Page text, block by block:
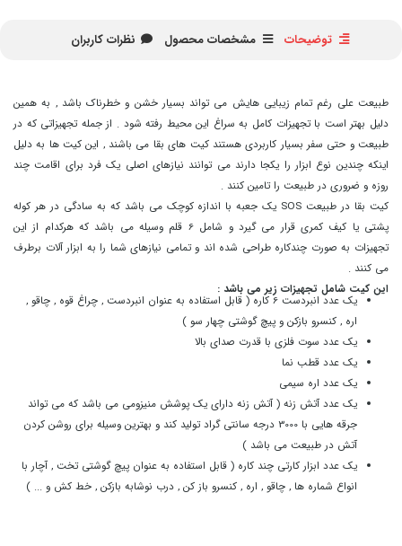
توضیحات مشخصات محصول نظرات کاربران
طبیعت علی رغم تمام زیبایی هایش می تواند بسیار خشن و خطرناک باشد , به همین
دلیل بهتر است با تجهیزات کامل به سراغ این محیط رفته شود . از جمله تجهیزاتی که در
طبیعت و حتی سفر بسیار کاربردی هستند کیت های بقا می باشند , این کیت ها به دلیل
اینکه چندین نوع ابزار را یکجا دارند می توانند نیازهای اصلی یک فرد برای اقامت چند
روزه و ضروری در طبیعت را تامین کنند .
کیت بقا در طبیعت SOS یک جعبه با اندازه کوچک می باشد که به سادگی در هر کوله
پشتی یا کیف کمری قرار می گیرد و شامل 6 قلم وسیله می باشد که هرکدام از این
تجهیزات به صورت چندکاره طراحی شده اند و تمامی نیازهای شما را به ابزار آلات برطرف
می کنند .
این کیت شامل تجهیزات زیر می باشد :
یک عدد انبردست 6 کاره ( قابل استفاده به عنوان انبردست , چراغ قوه , چاقو ,
اره , کنسرو بازکن و پیچ گوشتی چهار سو )
یک عدد سوت فلزی با قدرت صدای بالا
یک عدد قطب نما
یک عدد اره سیمی
یک عدد آتش زنه ( آتش زنه دارای یک پوشش منیزومی می باشد که می تواند
جرقه هایی با 3000 درجه سانتی گراد تولید کند و بهترین وسیله برای روشن کردن
آتش در طبیعت می باشد )
یک عدد ابزار کارتی چند کاره ( قابل استفاده به عنوان پیچ گوشتی تخت , آچار با
انواع شماره ها , چاقو , اره , کنسرو باز کن , درب نوشابه بازکن , خط کش و ... )